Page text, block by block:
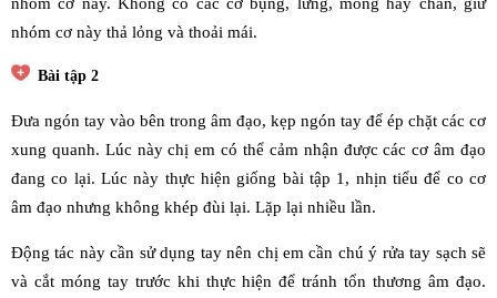
nhóm cơ này thả lỏng và thoải mái.
Bài tập 2
Đưa ngón tay vào bên trong âm đạo, kẹp ngón tay để ép chặt các cơ
xung quanh. Lúc này chị em có thể cảm nhận được các cơ âm đạo
đang co lại. Lúc này thực hiện giống bài tập 1, nhịn tiểu để co cơ
âm đạo nhưng không khép đùi lại. Lặp lại nhiều lần.
Động tác này cần sử dụng tay nên chị em cần chú ý rửa tay sạch sẽ
và cắt móng tay trước khi thực hiện để tránh tổn thương âm đạo.